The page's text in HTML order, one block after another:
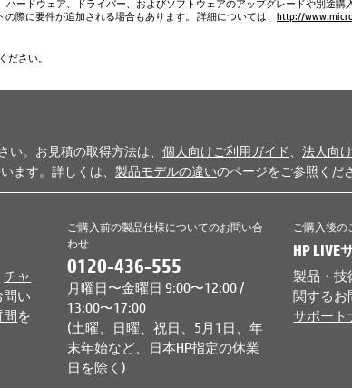
ードウェア、ドライバー、およびソフトウェアのアップグレードや別途購
際に要件が追加される場合もあります。 詳細については、 http://
ださい。
。お見積の取得方法は、 個人向けご利用ガイド 法人向
ます。詳しくは、 製品モデルの違いのページをご参照くだ
チャ
い
問を
ご購入前の製品仕様についてのお問い合
わせ
0120-436-555
月曜日〜金曜日 9:00〜12:00 /
13:00〜17:00
(土曜、日曜、祝日、5月1日、年
末年始など、日本HP指定の休業
日を除く)
ご購入後
HP LIVE
製品・技
関するお
サポート